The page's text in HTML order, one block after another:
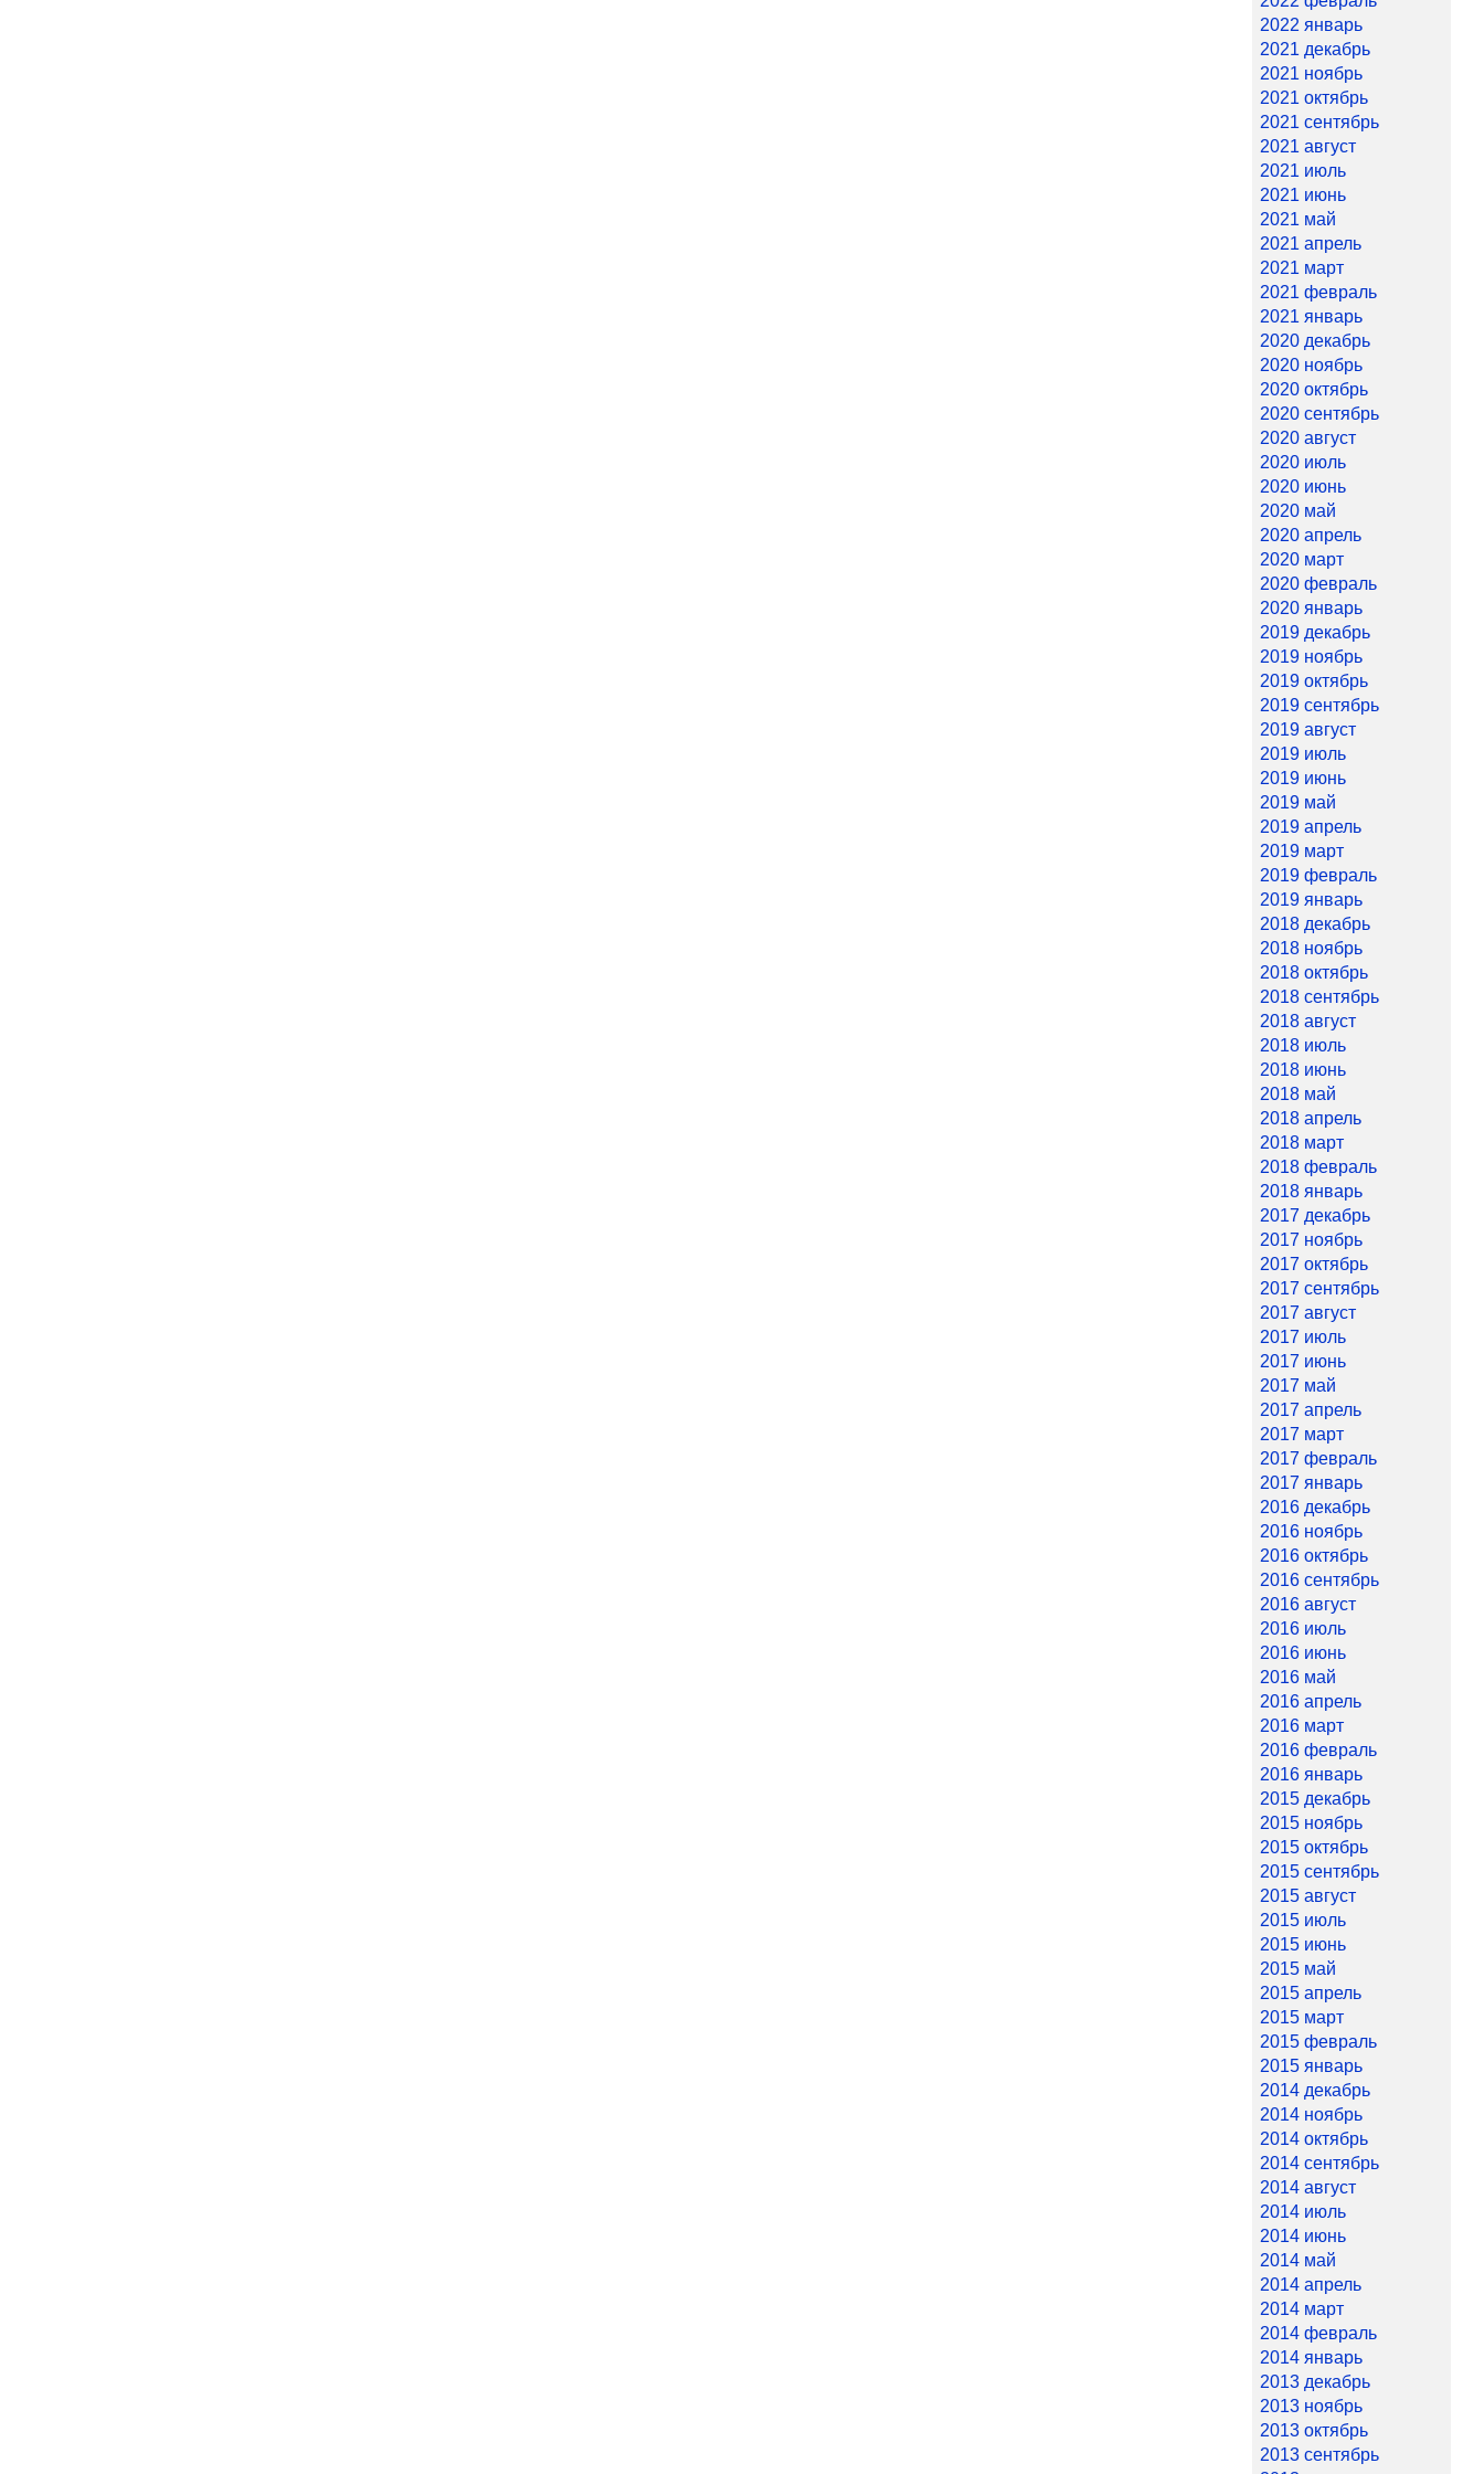
2022 январь
2021 декабрь
2021 ноябрь
2021 октябрь
2021 сентябрь
2021 август
2021 июль
2021 июнь
2021 май
2021 апрель
2021 март
2021 февраль
2021 январь
2020 декабрь
2020 ноябрь
2020 октябрь
2020 сентябрь
2020 август
2020 июль
2020 июнь
2020 май
2020 апрель
2020 март
2020 февраль
2020 январь
2019 декабрь
2019 ноябрь
2019 октябрь
2019 сентябрь
2019 август
2019 июль
2019 июнь
2019 май
2019 апрель
2019 март
2019 февраль
2019 январь
2018 декабрь
2018 ноябрь
2018 октябрь
2018 сентябрь
2018 август
2018 июль
2018 июнь
2018 май
2018 апрель
2018 март
2018 февраль
2018 январь
2017 декабрь
2017 ноябрь
2017 октябрь
2017 сентябрь
2017 август
2017 июль
2017 июнь
2017 май
2017 апрель
2017 март
2017 февраль
2017 январь
2016 декабрь
2016 ноябрь
2016 октябрь
2016 сентябрь
2016 август
2016 июль
2016 июнь
2016 май
2016 апрель
2016 март
2016 февраль
2016 январь
2015 декабрь
2015 ноябрь
2015 октябрь
2015 сентябрь
2015 август
2015 июль
2015 июнь
2015 май
2015 апрель
2015 март
2015 февраль
2015 январь
2014 декабрь
2014 ноябрь
2014 октябрь
2014 сентябрь
2014 август
2014 июль
2014 июнь
2014 май
2014 апрель
2014 март
2014 февраль
2014 январь
2013 декабрь
2013 ноябрь
2013 октябрь
2013 сентябрь